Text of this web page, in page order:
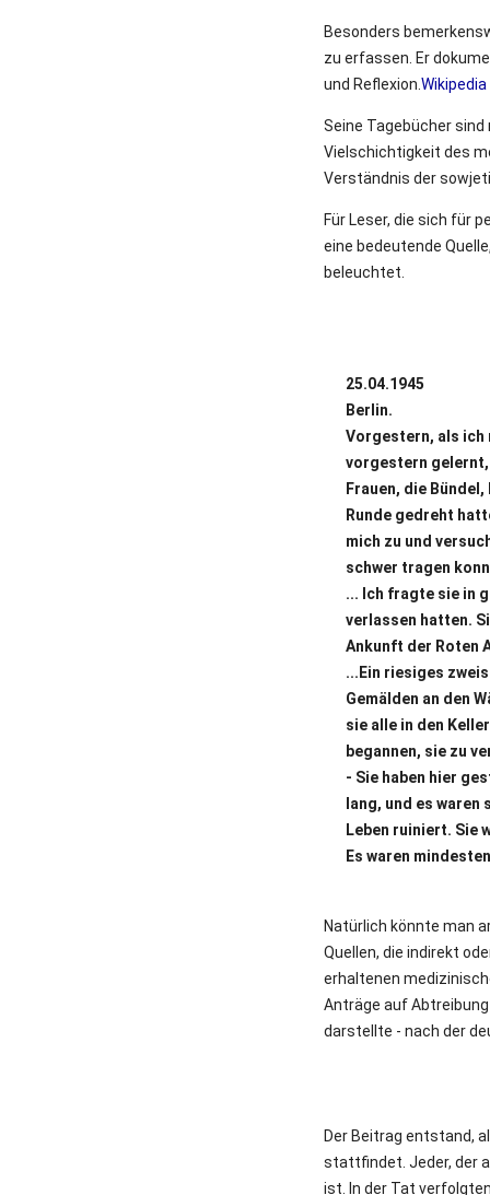
Besonders
zu erfassen. Er
und Reflexion. Wikipedia
Seine Tagebücher
Vielschichtigkeit des
Verständnis der
Für Leser, die sich für
eine bedeutende
beleuchtet.
25.04.1945
Berlin.
Vorgestern, als ich
vorgestern gelernt,
Frauen, die
Runde gedreht
mich zu und
schwer tragen
... Ich fragte sie in
verlassen hatten.
Ankunft der Roten
...Ein riesiges
Gemälden an den
sie alle in den
begannen, sie zu
- Sie haben hier
lang, und es
Leben ruiniert. Sie
Es waren
Natürlich könnte man
Quellen, die indirekt
erhaltenen
Anträge auf
darstellte - nach der
Der Beitrag entstand,
stattfindet. Jeder, der
ist. In der Tat